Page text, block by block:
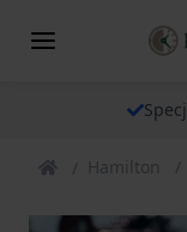
Hamilton